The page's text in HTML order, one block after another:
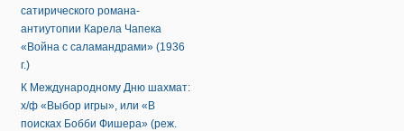
сатирического романа-
антиутопии Карела Чапека
«Война с саламандрами» (1936
г.)
К Международному Дню шахмат:
х/ф «Выбор игры», или «В
поисках Бобби Фишера» (реж.